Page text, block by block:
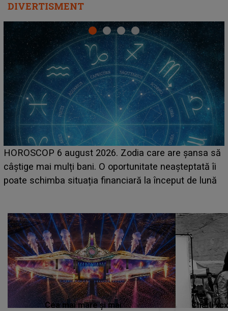
DIVERTISMENT
să
îi
LINE-UP UNTOLD ONE, prima zi. Cine sunt
care deschid festivalul și de la ce ore au loc cele
așteptate concerte pe scena principală?
Cea mai mare și mai
Charli